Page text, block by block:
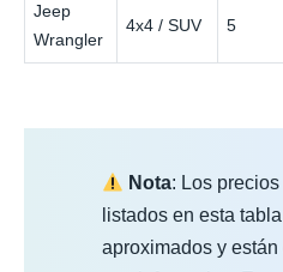
Jeep
Wrangler
4x4 / SUV 5
Nota: Los
listados en esta
aproximados y